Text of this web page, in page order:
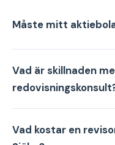
Måste mitt
Vad är skillnaden
Vad kostar en